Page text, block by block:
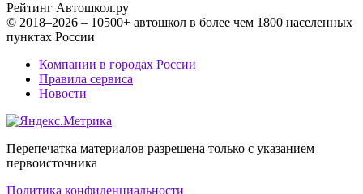
Рейтинг Автошкол.ру
© 2018–2026 – 10500+ автошкол в более чем 1800 населенных
пунктах России
Компании в городах России
Правила сервиса
Новости
Перепечатка материалов разрешена только с указанием
первоисточника
Политика конфиденциальности